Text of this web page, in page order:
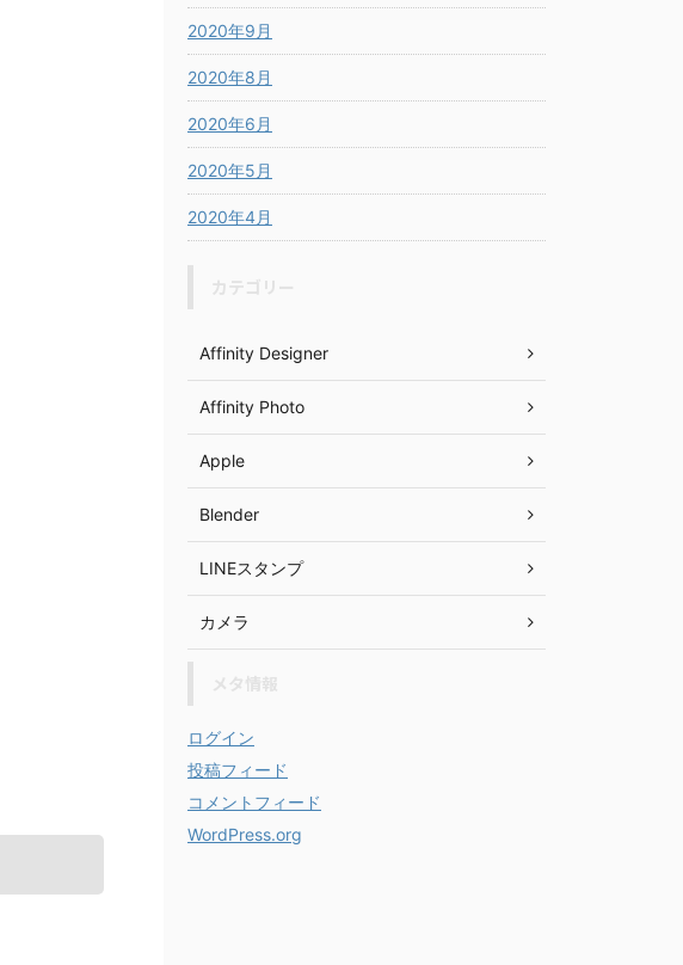
2020年9月
2020年8月
2020年6月
2020年5月
2020年4月
Affinity Designer
Affinity Photo
Apple
Blender
LINEスタンプ
カメラ
ログイン
投稿フィード
コメントフィード
WordPress.org